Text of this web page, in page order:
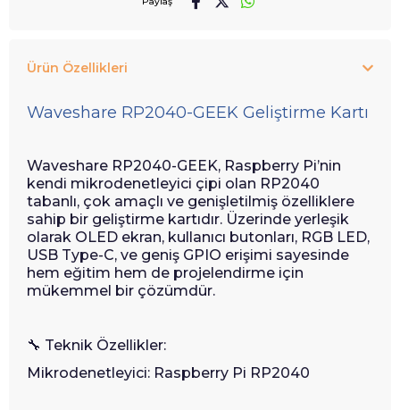
Ürün Özellikleri
Waveshare RP2040-GEEK Geliştirme Kartı
Waveshare RP2040-GEEK, Raspberry Pi’nin
kendi mikrodenetleyici çipi olan RP2040
tabanlı, çok amaçlı ve genişletilmiş özelliklere
sahip bir geliştirme kartıdır. Üzerinde yerleşik
olarak OLED ekran, kullanıcı butonları, RGB LED,
USB Type-C, ve geniş GPIO erişimi sayesinde
hem eğitim hem de projelendirme için
mükemmel bir çözümdür.
🔧 Teknik Özellikler:
Mikrodenetleyici: Raspberry Pi RP2040